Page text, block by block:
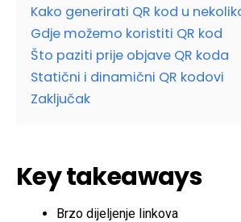
Kako generirati QR kod u
Gdje možemo koristiti QR kod
Što paziti prije objave QR koda
Statični i dinamični QR kodovi
Zaključak
Key takeaways
Brzo dijeljenje linkova